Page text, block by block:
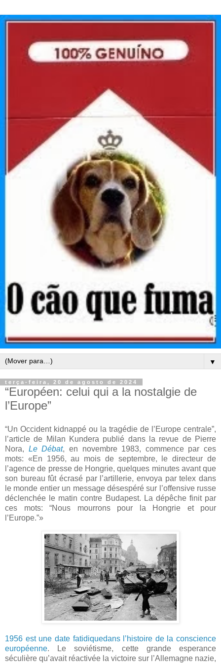
▼
terça-feira, 20 de agosto de 2024
“Européen: celui qui a la nostalgie de
l’Europe”
“Un Occident kidnappé ou la tragédie de l’Europe centrale”,
l’article de Milan Kundera publié dans la revue de Pierre
Nora, Le Débat, en novembre 1983, commence par ces
mots: «En 1956, au mois de septembre, le directeur de
l’agence de presse de Hongrie, quelques minutes avant que
son bureau fût écrasé par l’artillerie, envoya par telex dans
le monde entier un message désespéré sur l’offensive russe
déclenchée le matin contre Budapest. La dépêche finit par
ces mots: “Nous mourrons pour la Hongrie et pour
l’Europe.”»
1956 est une date fatidiquedans l’histoire de la conscience
européenne. Le soviétisme, cette grande esperance
séculière qu’avait réactivée la victoire sur l’Allemagne nazie,